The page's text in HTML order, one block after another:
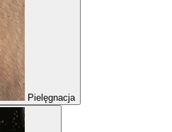
Pielęgnacja